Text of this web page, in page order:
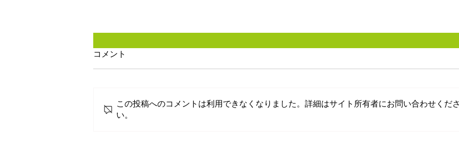
コメント
この投稿へのコメントは利用できなくなりました。詳細はサイト所有者にお問い合わせくだ
い。